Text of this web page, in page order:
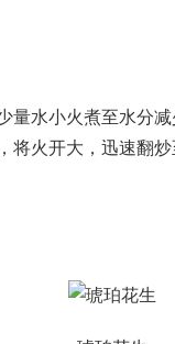
量水小火煮至水分
火开大，迅速翻